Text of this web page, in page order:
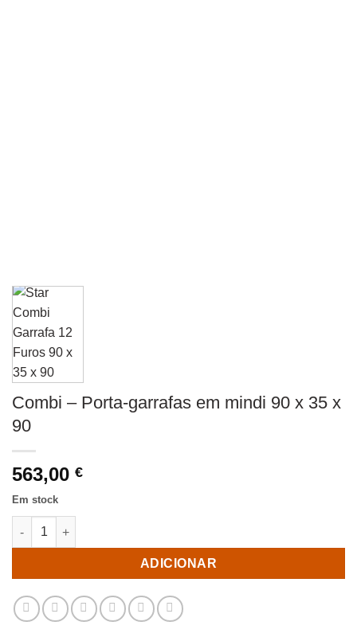
Combi – Porta-garrafas em mindi 90 x 35 x
90
563,00 €
Em stock
Quantidade de Combi - Porta-garrafas em mindi 90 x 35 x 90
ADICIONAR